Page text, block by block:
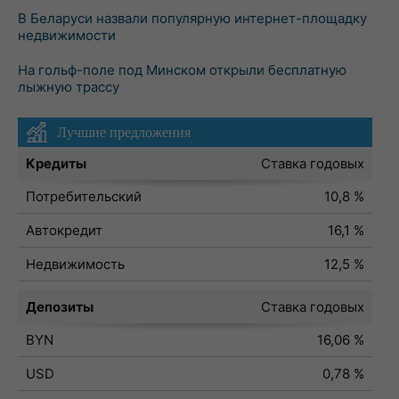
В Беларуси назвали популярную интернет-площадку
недвижимости
На гольф-поле под Минском открыли бесплатную
лыжную трассу
Лучшие предложения
Кредиты
Ставка годовых
Потребительский
10,8 %
Автокредит
16,1 %
Недвижимость
12,5 %
Депозиты
Ставка годовых
BYN
16,06 %
USD
0,78 %